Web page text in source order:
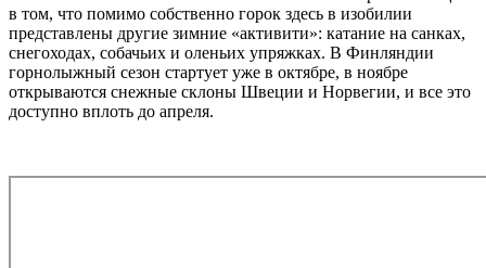
в том, что помимо собственно горок здесь в изобилии
представлены другие зимние «активити»: катание на санках,
снегоходах, собачьих и оленьих упряжках. В Финляндии
горнолыжный сезон стартует уже в октябре, в ноябре
открываются снежные склоны Швеции и Норвегии, и все это
доступно вплоть до апреля.